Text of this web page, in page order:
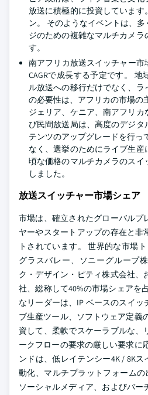
放送に積極的に投資していま
ン。 そのようなイベントは、
ジのための複雑なマルチカメラ
す。
南アフリカ放送スイッチャー市
CAGRで成長する予定です。
ル放送への移行だけでなく、
の必要性は、アフリカの市場の
ジェリア、ケニア、南アフリカ
び民間放送局は、高度のデジタ
テンツのアップグレードを行っ
なく、選挙のためにライブ生
頃な価格のマルチカメラのス
しました。
放送スイッチャー市場シェア
市場は、確立されたグローバルプ
ヤーやスタートアップの存在と非
トされています。 世界的な市場
グラスバレー、ソニーグループ
ク・デザイン・ピティ株式会社、
社、総称して40%の市場シェアを
なリーダーは、IP ベースのスイッ
ブ生産ツール、ソフトウェア定義
資して、柔軟でスケーラブルな、
ークフローの要求の厳しい要求に
ンドは、低レイテンシー4K / 8K
動化、マルチプラットフォームの
ソーシャルメディア、およびバー